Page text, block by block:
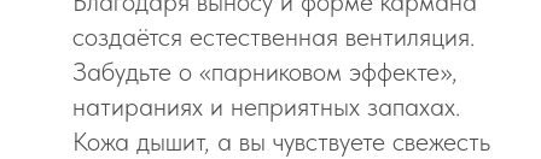
создаётся естественная вентиляция.
Забудьте о «парниковом эффекте»,
натираниях и неприятных запахах.
Кожа дышит, а вы чувствуете свежесть